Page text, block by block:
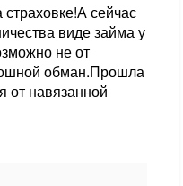
сейчас
виде займа у
не от
обман.Прошла
от навязанной